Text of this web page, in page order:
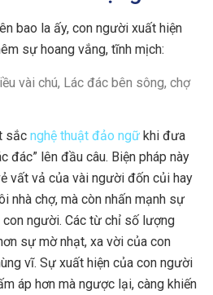
bao la ấy, con người xuất hiện
sự hoang vắng, tĩnh mịch:
vài chú, Lác đác bên sông, chợ
sắc nghệ thuật đảo ngữ khi đưa
đác” lên đầu câu. Biện pháp này
vất vả của vài người đốn củi hay
nhà chợ, mà còn nhấn mạnh sự
người. Các từ chỉ số lượng
sự mờ nhạt, xa vời của con
vĩ. Sự xuất hiện của con người
áp hơn mà ngược lại, càng khiến